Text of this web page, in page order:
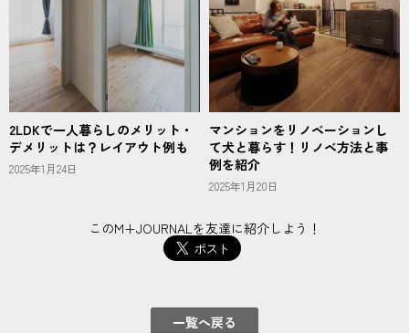
2LDKで一人暮らしのメリット・
デメリットは？レイアウト例も
2025年1月24日
マンションをリノベーションし
て犬と暮らす！リノベ方法と事
例を紹介
2025年1月20日
このM+JOURNALを友達に紹介しよう！
一覧へ戻る